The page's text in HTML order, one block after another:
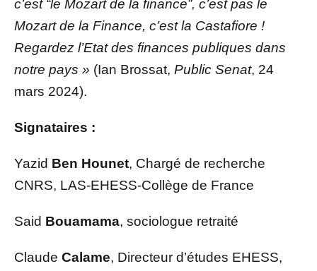
c’est “le Mozart de la finance”, c’est pas le
Mozart de la Finance, c’est la Castafiore !
Regardez l’Etat des finances publiques dans
notre pays » (Ian Brossat, Public Senat, 24
mars 2024).
Signataires :
Yazid Ben Hounet, Chargé de recherche
CNRS, LAS-EHESS-Collège de France
Said Bouamama, sociologue retraité
Claude Calame, Directeur d’études EHESS,